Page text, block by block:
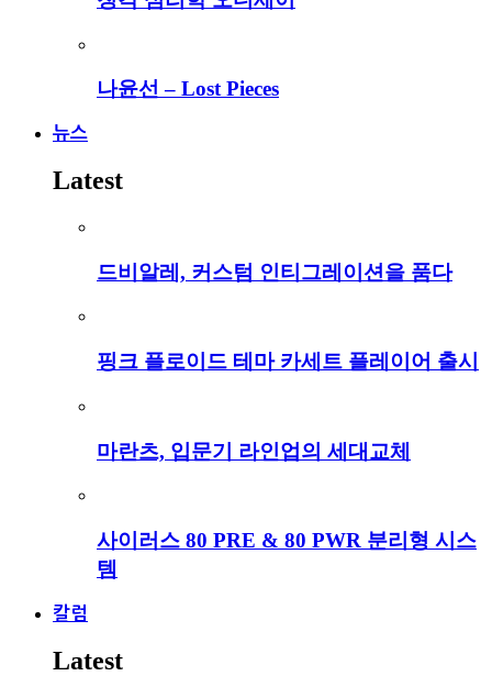
나윤선 – Lost Pieces
뉴스
Latest
드비알레, 커스텀 인티그레이션을 품다
핑크 플로이드 테마 카세트 플레이어 출시
마란츠, 입문기 라인업의 세대교체
사이러스 80 PRE & 80 PWR 분리형 시스
템
칼럼
Latest